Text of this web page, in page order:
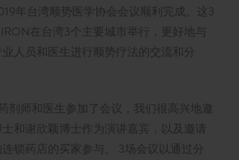
年台湾顺势医学协会会议顺利完成。这3
在台湾3个主要城市举行，更好地与
人员和医生进行顺势疗法的交流和分
剂师和医生参加了会议，我们很高兴地邀
和谢欣颖博士作为演讲嘉宾，以及邀请
锁药店的买家参与。 3场会议以通过分